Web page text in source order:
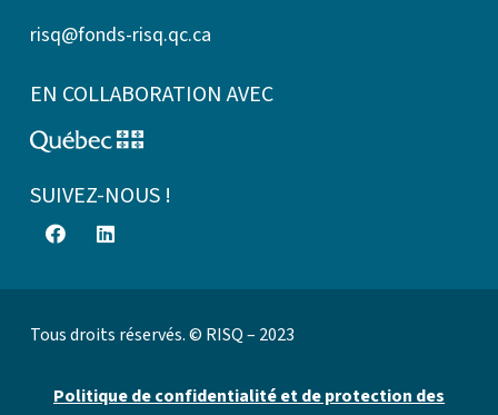
risq@fonds-risq.qc.ca
EN COLLABORATION AVEC
SUIVEZ-NOUS !
Tous droits réservés. © RISQ – 2023
Politique de confidentialité et de protection des